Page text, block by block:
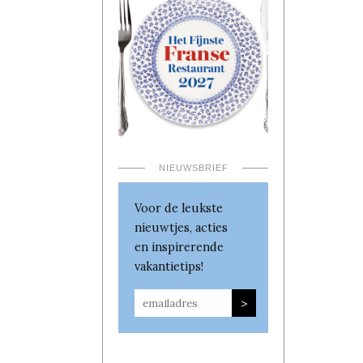
NIEUWSBRIEF
Voor de leukste
nieuwtjes, acties
en inspirerende
vakantietips!